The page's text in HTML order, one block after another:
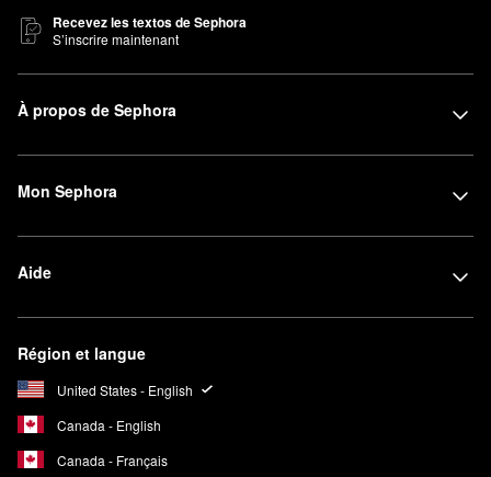
Recevez les textos de Sephora
S’inscrire maintenant
À propos de Sephora
Mon Sephora
Aide
Région et langue
United States - English
Canada - English
Canada - Français